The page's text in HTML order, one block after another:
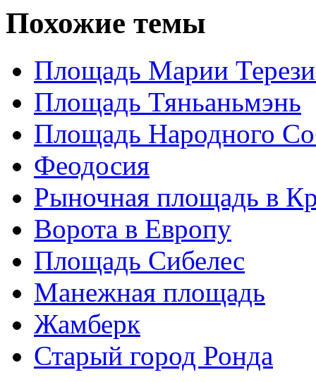
Похожие темы
Площадь Марии
Площадь Тяньаньмэнь
Площадь Народного
Феодосия
Рыночная площадь в
Ворота в Европу
Площадь Сибелес
Манежная площадь
Жамберк
Старый город Ронда